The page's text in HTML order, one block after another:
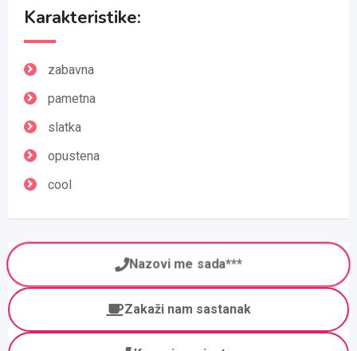
Karakteristike:
zabavna
pametna
slatka
opustena
cool
Nazovi me sada***
Zakaži nam sastanak